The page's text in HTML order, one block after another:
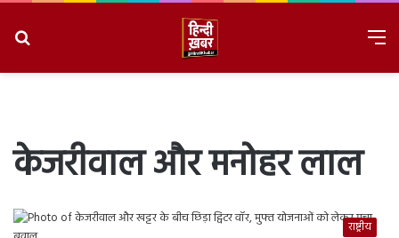
केजरीवाल और मनोहर लाल
राष्ट्रीय